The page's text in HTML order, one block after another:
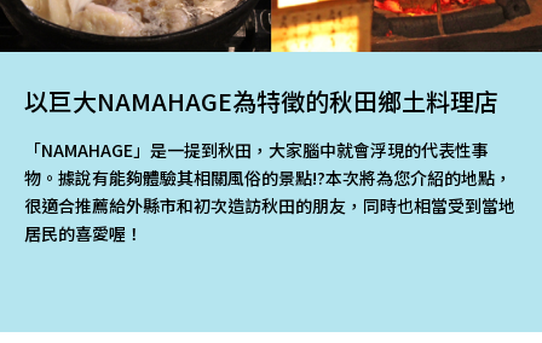
以巨大NAMAHAGE為特徵的秋田鄉土料理店
「NAMAHAGE」是一提到秋田，大家腦中就會浮現的代表性事
物。據說有能夠體驗其相關風俗的景點!?本次將為您介紹的地點，
很適合推薦給外縣市和初次造訪秋田的朋友，同時也相當受到當地
居民的喜愛喔！